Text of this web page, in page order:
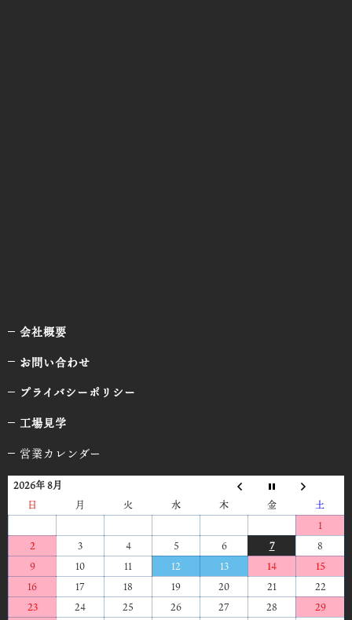
会社概要
お問い合わせ
プライバシーポリシー
工場見学
営業カレンダー
2026年 8月
日
月 火 水 木 金
土
1
2
3 4 5 6 7
8
9
10 11 12 13 14
15
16
17 18 19 20 21
22
23
24 25 26 27 28
29